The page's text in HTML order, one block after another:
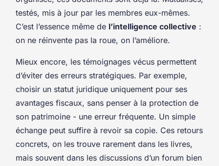
testés, mis à jour par les membres eux-mêmes.
C’est l’essence même de l’intelligence collective :
on ne réinvente pas la roue, on l’améliore.
Mieux encore, les témoignages vécus permettent
d’éviter des erreurs stratégiques. Par exemple,
choisir un statut juridique uniquement pour ses
avantages fiscaux, sans penser à la protection de
son patrimoine - une erreur fréquente. Un simple
échange peut suffire à revoir sa copie. Ces retours
concrets, on les trouve rarement dans les livres,
mais souvent dans les discussions d’un forum bien